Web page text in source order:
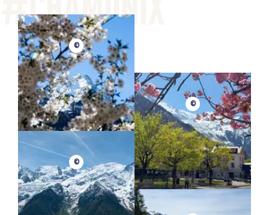
©
©
©